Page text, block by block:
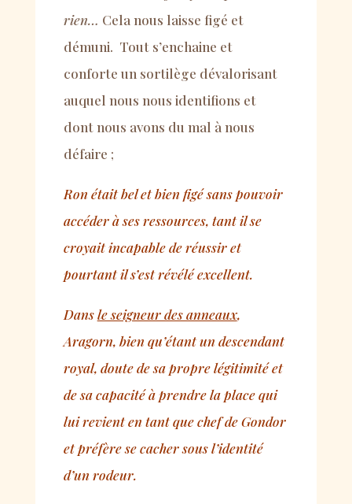
rien… Cela nous laisse figé et
démuni. Tout s’enchaine et
conforte un sortilège dévalorisant
auquel nous nous identifions et
dont nous avons du mal à nous
défaire ;
Ron était bel et bien figé sans pouvoir
accéder à ses ressources, tant il se
croyait incapable de réussir et
pourtant il s’est révélé excellent.
Dansle seigneur des anneaux,
Aragorn, bien qu’étant un descendant
royal, doute de sa propre légitimité et
de sa capacité à prendre la place qui
lui revient en tant que chef de Gondor
et préfère se cacher sous l’identité
d’un rodeur.